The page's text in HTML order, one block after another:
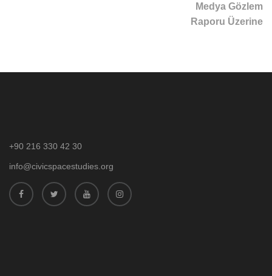
Medya Gözlem
Raporu Üzerine
+90 216 330 42 30
info@civicspacestudies.org